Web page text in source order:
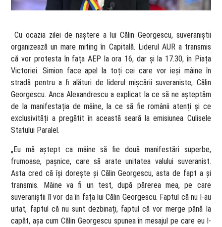
​ Cu ocazia zilei de naștere a lui Călin Georgescu, suveraniștii
organizează un mare miting în Capitală. Liderul AUR a transmis
că vor protesta în fața AEP la ora 16, dar și la 17.30, în Piața
Victoriei. Simion face apel la toți cei care vor ieși mâine în
stradă pentru a fi alături de liderul mișcării suveraniste, Călin
Georgescu. Anca Alexandrescu a explicat la ce să ne așteptăm
de la manifestația de mâine, la ce să fie românii atenți și ce
exclusivități a pregătit în această seară la emisiunea Culisele
Statului Paralel.
„Eu mă aștept ca mâine să fie două manifestări superbe,
frumoase, pașnice, care să arate unitatea valului suveranist.
Asta cred că își dorește și Călin Georgescu, asta de fapt a și
transmis. Mâine va fi un test, după părerea mea, pe care
suveraniștii îl vor da în fața lui Călin Georgescu. Faptul că nu l-au
uitat, faptul că nu sunt dezbinați, faptul că vor merge până la
capăt, așa cum Călin Georgescu spunea în mesajul pe care eu l-